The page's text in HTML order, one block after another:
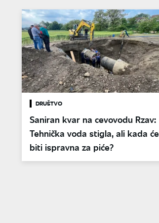
DRUŠTVO
Saniran kvar na cevovodu Rzav:
Tehnička voda stigla, ali kada će
biti ispravna za piće?